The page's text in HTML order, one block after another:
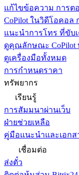
แก้ไขข้อความ การต
CoPilot ในวิดีโอคอล
แนะนำการโทร ที่ขับ
ดูคุณลักษณะ CoPilot
ดูเครื่องมือทั้งหมด
การกำหนดราคา
ทรัพยากร
เรียนรู้
การสัมมนาผ่านเว็บ
ฝ่ายช่วยเหลือ
คู่มือแนะนำและเอกส
เชื่อมต่อ
ส่งตั๋ว